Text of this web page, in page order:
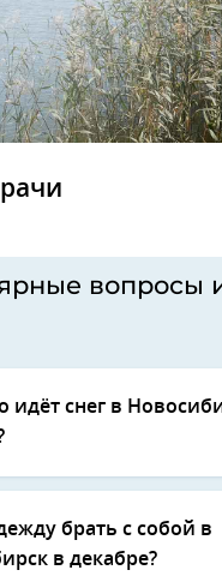
вопросы
идёт снег в
брать с собой в
в декабре?